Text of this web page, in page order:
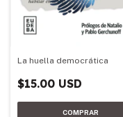
La huella democrática
$15.00 USD